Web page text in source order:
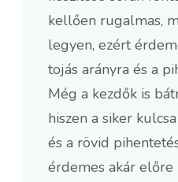
kellően rugalmas,
legyen, ezért
tojás arányra és a
Még a kezdők is
hiszen a siker
és a rövid
érdemes akár előre